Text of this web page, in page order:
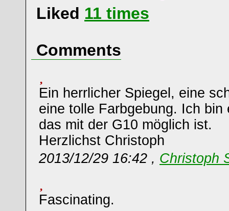
Liked 11 times
Comments
Ein herrlicher Spiegel, eine
eine tolle Farbgebung. Ich bin
das mit der G10 möglich ist.
Herzlichst Christoph
2013/12/29 16:42 , Christoph
Fascinating.